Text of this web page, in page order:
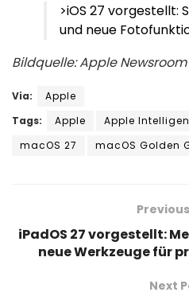
>iOS 27 vorgestellt:
und neue
Bildquelle: Apple Newsroom
Via:
Apple
Tags:
Apple Apple
macOS 27
macOS Golden
iPadOS 27 vorgestellt:
neue Werkzeuge für
Next